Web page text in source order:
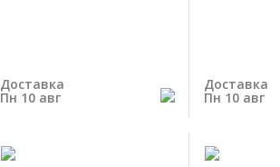
Доставка
Пн 10 авг
Доставка
Пн 10 авг